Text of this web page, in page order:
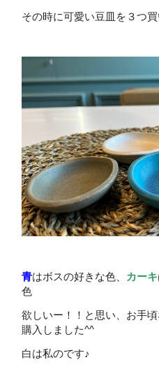
その時に可愛い豆皿を３つ買
青はボスの好きな色、 カーキ
色
欲しいー！！と思い、お手
購入しました^^
白は私のです♪